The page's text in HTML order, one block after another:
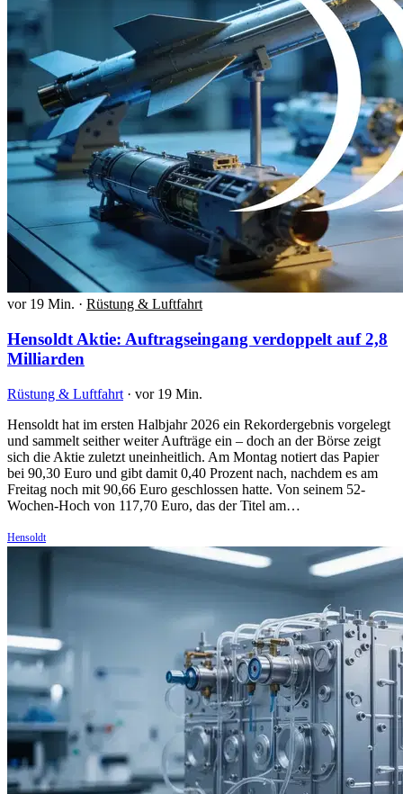
vor 19 Min. · Rüstung & Luftfahrt
Hensoldt Aktie: Auftragseingang verdoppelt auf 2,8
Milliarden
Rüstung & Luftfahrt · vor 19 Min.
Hensoldt hat im ersten Halbjahr 2026 ein Rekordergebnis vorgelegt
und sammelt seither weiter Aufträge ein – doch an der Börse zeigt
sich die Aktie zuletzt uneinheitlich. Am Montag notiert das Papier
bei 90,30 Euro und gibt damit 0,40 Prozent nach, nachdem es am
Freitag noch mit 90,66 Euro geschlossen hatte. Von seinem 52-
Wochen-Hoch von 117,70 Euro, das der Titel am…
Hensoldt